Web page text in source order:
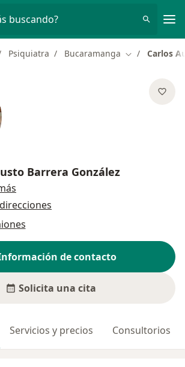
buscando?
Psiquiatra Bucaramanga Cambiar de
Carlos
Barrera González
de contacto
Solicita una cita
Servicios y precios Consultorios